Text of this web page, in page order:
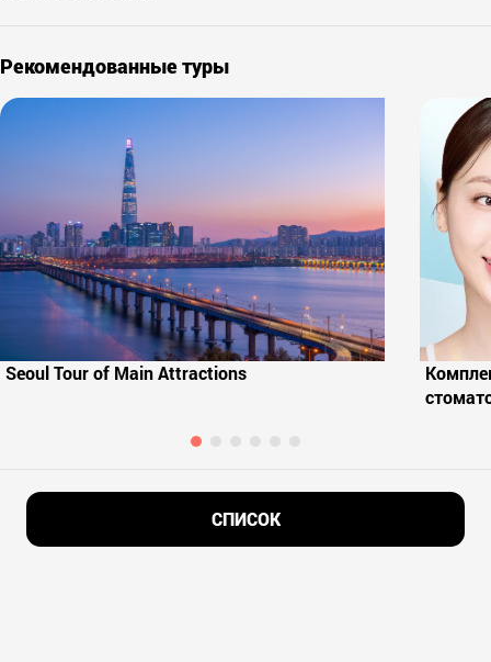
Рекомендованные туры
Seoul Tour of Main Attractions
СПИСОК